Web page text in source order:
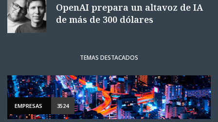
OpenAI prepara un altavoz de IA
de más de 300 dólares
TEMAS DESTACADOS
EMPRESAS 3524